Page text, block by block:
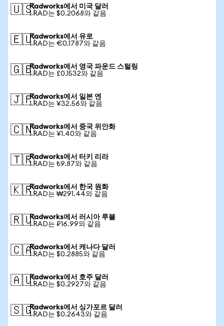
🇺🇸Radworks에서 미국 달러
1 RAD는 $0.2068와 같음
🇪🇺Radworks에서 유로
1 RAD는 €0.1787와 같음
🇬🇧Radworks에서 영국 파운드 스털링
1 RAD는 £0.1532와 같음
🇯🇵Radworks에서 일본 엔
1 RAD는 ¥32.56와 같음
🇨🇳Radworks에서 중국 위안화
1 RAD는 ¥1.40와 같음
🇹🇷Radworks에서 터키 리라
1 RAD는 ₺9.87와 같음
🇰🇷Radworks에서 한국 원화
1 RAD는 ₩291.44와 같음
🇷🇺Radworks에서 러시아 루블
1 RAD는 ₽16.99와 같음
🇨🇦Radworks에서 캐나다 달러
1 RAD는 $0.2885와 같음
🇦🇺Radworks에서 호주 달러
1 RAD는 $0.2927와 같음
🇸🇬Radworks에서 싱가포르 달러
1 RAD는 $0.2643와 같음